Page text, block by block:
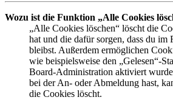
Wozu ist die Funktion „Alle Cookies
„Alle Cookies löschen“ löscht die
hat und die dafür sorgen, dass du im
bleibst. Außerdem ermöglichen
wie beispielsweise den „Gelesen“-
Board-Administration aktiviert
bei der An- oder Abmeldung hast,
die Cookies löscht.